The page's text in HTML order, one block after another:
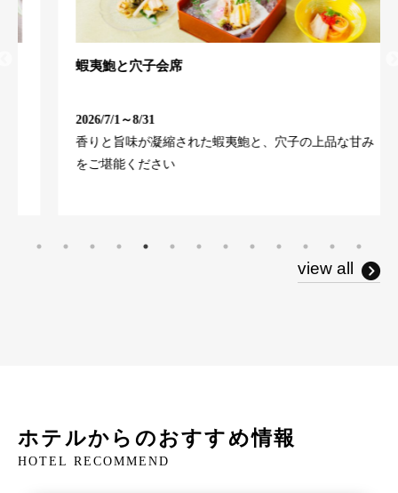
蝦夷鮑と穴子会席
2026/7/1～8/31
香りと旨味が凝縮された蝦夷鮑と、穴子の上品な甘み
をご堪能ください
view all
ホテルからのおすすめ情報
HOTEL RECOMMEND